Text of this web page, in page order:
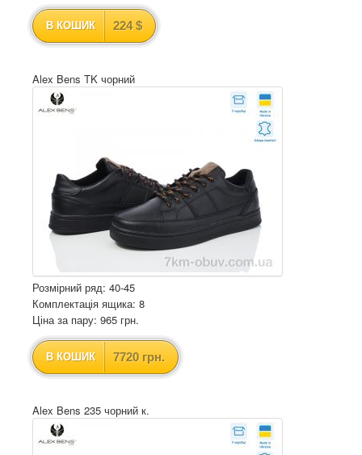
В КОШИК 224 $
Alex Bens TK чорний
Розмірний ряд: 40-45
Комплектація ящика: 8
Ціна за пару: 965 грн.
В КОШИК 7720 грн.
Alex Bens 235 чорний к.